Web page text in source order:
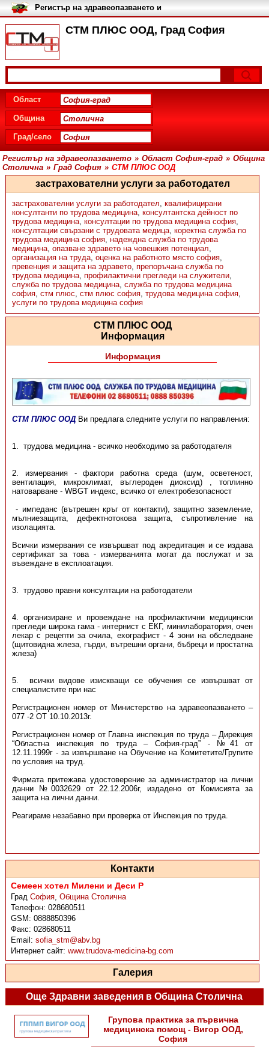
СТМ ПЛЮС ООД, Град София
Регистър на здравеопазването и
медицинските заведения в
България
Област
Община
Град/село
Регистър на здравеопазването » Област София-град » Община
Столична » Град София » СТМ ПЛЮС ООД
застрахователни услуги за работодател
застрахователни услуги за работодател, квалифицирани
консултанти по трудова медицина, консултантска дейност по
трудова медицина, консултации по трудова медицина софия,
консултации свързани с трудовата медица, коректна служба по
трудова медицина софия, надеждна служба по трудова
медицина, опазване здравето на човешкия потенциал,
организация на труда, оценка на работното място софия,
превенция и защита на здравето, препоръчана служба по
трудова медицина, профилактични прегледи на служители,
служба по трудова медицина, служба по трудова медицина
софия, стм плюс, стм плюс софия, трудова медицина софия,
услуги по трудова медицина софия
СТМ ПЛЮС ООД
Информация
Информация
СТМ ПЛЮС ООДВи предлага следните услуги по направления:
1. трудова медицина - всичко необходимо за работодателя
2. измервания - фактори работна среда (шум, осветеност,
вентилация, микроклимат, въглероден диоксид) , топлинно
натоварване - WBGT индекс, всичко от електробезопасност
- импеданс (вътрешен кръг от контакти), защитно заземление,
мълниезащита, дефектнотокова защита, съпротивление на
изолацията.
Всички измервания се извършват под акредитация и се издава
сертификат за това - измерванията могат да послужат и за
въвеждане в експлоатация.
3. трудово правни консултации на работодатели
4. организиране и провеждане на профилактични медицински
прегледи широка гама - интернист с ЕКГ, минилаборатория, очен
лекар с рецепти за очила, ехографист - 4 зони на обследване
(щитовидна жлеза, гърди, вътрешни органи, бъбреци и простатна
жлеза)
5. всички видове изискващи се обучения се извършват от
специалистите при нас
Регистрационен номер от Министерство на здравеопазването –
077 -2 ОТ 10.10.2013г.
Регистрационен номер от Главна инспекция по труда – Дирекция
“Областна инспекция по труда – София-град” - №41 от
12.11.1999г - за извършване на Обучение на Комитетите/Групите
по условия на труд.
Фирмата притежава удостоверение за администратор на лични
данни №0032629 от 22.12.2006г, издадено от Комисията за
защита на лични данни.
Реагираме незабавно при проверка от Инспекция по труда.
Контакти
Семеен хотел Милени и Деси Р
ГрадСофия ,Община Столична
Телефон:028680511
GSM:0888850396
Факс:028680511
Email:sofia_stm@abv.bg
Интернет сайт:www.trudova-medicina-bg.com
Галерия
Още Здравни заведения в Община Столична
Групова практика за първична
медицинска помощ - Вигор ООД,
София